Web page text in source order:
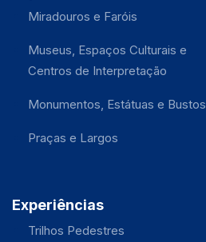
Miradouros e Faróis
Museus, Espaços Culturais e
Centros de Interpretação
Monumentos, Estátuas e Bustos
Praças e Largos
Experiências
Trilhos Pedestres